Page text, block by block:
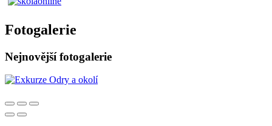
Fotogalerie
Nejnovější fotogalerie